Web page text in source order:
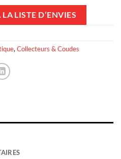
LISTE D’ENVIES
,Collecteurs & Coudes